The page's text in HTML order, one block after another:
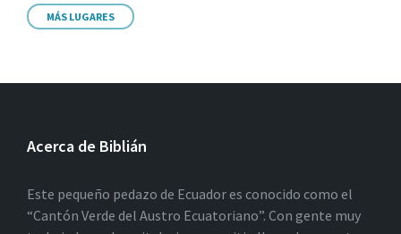
MÁS LUGARES
Acerca de Biblián
Este pequeño pedazo de Ecuador es conocido como el
“Cantón Verde del Austro Ecuatoriano”. Con gente muy